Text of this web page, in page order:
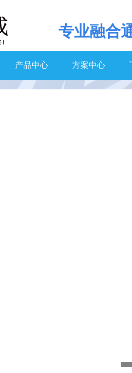
专业融合
产品中心 方案中心